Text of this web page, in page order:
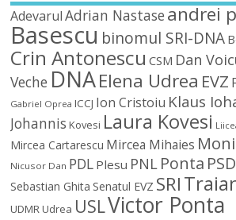
Adevarul Adrian Nastaseandrei
Basescu binomul SRI-DNA
Crin Antonescu CSM Dan
Veche DNAElena Udrea EVZ
Gabriel Oprea ICCJ Ion Cristoiu Klaus
Johannis Kovesi Laura Kovesi
Mircea Cartarescu Mircea Mihaies
Nicusor Dan PDL Plesu PNL Ponta PSD
Sebastian Ghita Senatul EVZ SRI
UDMRUdrea USLVictor Ponta